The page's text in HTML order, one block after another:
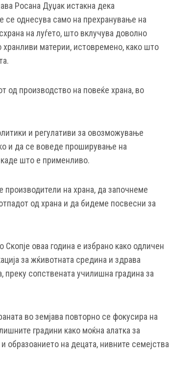
Росана Дуџак истакна дека
се однесува само на прехранување на
на луѓето, што вклучува доволно
материи, истовремено, како што
од производство на повеќе храна, во
и регулативи за овозможување
и да се воведе проширување на
каде што е применливо.
на храна, да започнеме
од храна и да бидеме посвесни за
оваа година е избрано како одличен
за жќивотната средина и здрава
сопствената училишна градина за
во земјава повторно се фокусира на
градини како моќна алатка за
образоанието на децата, нивните семејства